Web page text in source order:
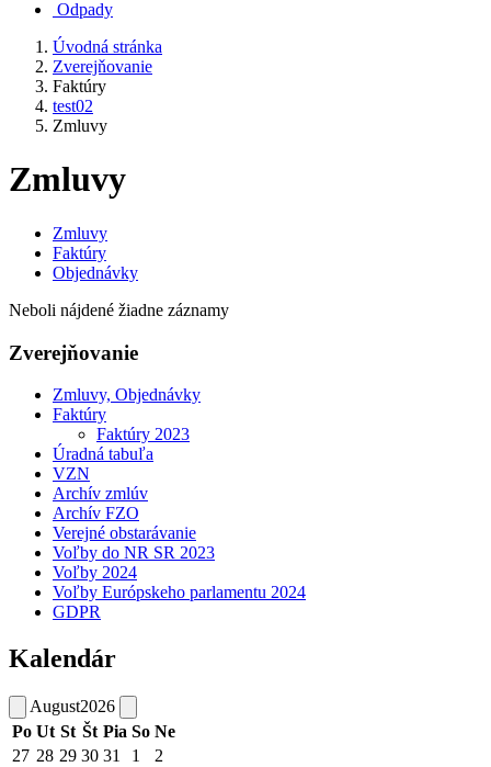
Odpady
Úvodná stránka
Zverejňovanie
Faktúry
test02
Zmluvy
Zmluvy
Zmluvy
Faktúry
Objednávky
Neboli nájdené žiadne záznamy
Zverejňovanie
Zmluvy, Objednávky
Faktúry
Faktúry 2023
Úradná tabuľa
VZN
Archív zmlúv
Archív FZO
Verejné obstarávanie
Voľby do NR SR 2023
Voľby 2024
Voľby Európskeho parlamentu 2024
GDPR
Kalendár
August2026
Po Ut St Št Pia So Ne
27 28 29 30 31 1
2